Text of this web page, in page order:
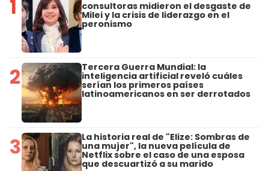
1 consultoras midieron el desgaste de
Milei y la crisis de liderazgo en el
peronismo
2 Tercera Guerra Mundial: la
inteligencia artificial reveló cuáles
serían los primeros países
latinoamericanos en ser derrotados
3 La historia real de "Elize: Sombras de
una mujer", la nueva película de
Netflix sobre el caso de una esposa
que descuartizó a su marido